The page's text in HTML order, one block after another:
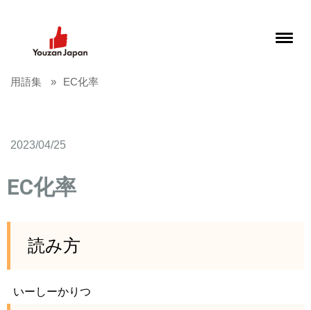
用語集 EC化率
2023/04/25
EC化率
読み方
いーしーかりつ